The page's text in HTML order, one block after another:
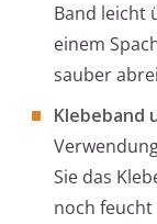
Band leicht
einem
sauber
Klebeband
Sie das
noch